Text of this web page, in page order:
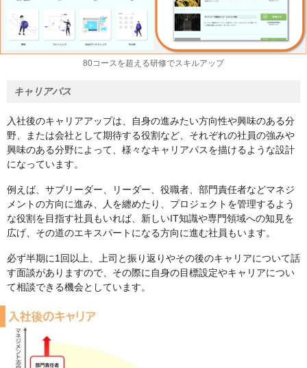
80コースを超える研修でスキルアップ
キャリアパス
入社後のキャリアアップは、自身の進みたい方向性や興味のある分
野、または会社として期待する役割など、それぞれの社員の強みや
興味のある分野によって、様々なキャリアパスを描けるような設計
になっています。
例えば、サブリーダー、リーダー、役職者、部門責任者などマネジ
メントの方向に進み、人を纏めたり、プロジェクトを管理するよう
な役割を目指す社員もいれば、新しいIT知識や専門領域への知見を
広げ、その道のエキスパートになる方向に進む社員もいます。
必ず半期に1回以上、上司と振り返りやその後のキャリアについて話
す面談がありますので、その際に自身の目標設定やキャリアについ
て相談できる機会としています。